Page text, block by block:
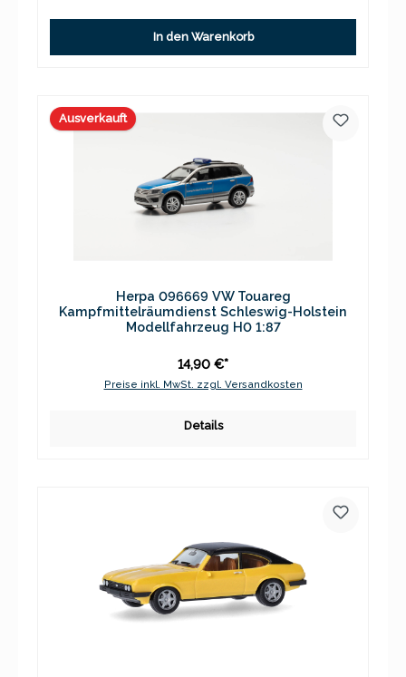
In den Warenkorb
Ausverkauft
Herpa 096669 VW Touareg
Kampfmittelräumdienst Schleswig-Holstein
Modellfahrzeug H0 1:87
14,90 €*
Preise inkl. MwSt. zzgl. Versandkosten
Details